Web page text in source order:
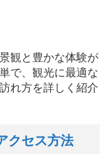
観と豊かな体験が
で、観光に最適な
れ方を詳しく紹介
クセス方法